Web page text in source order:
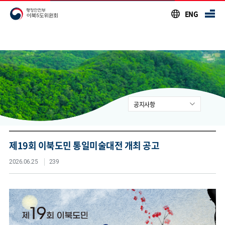
ENG
공지사항
행사안내
이북5도소식
영상자료실
이북5도 자료실
제19회 이북도민 통일미술대전 개최 공고
2026.06.25 239